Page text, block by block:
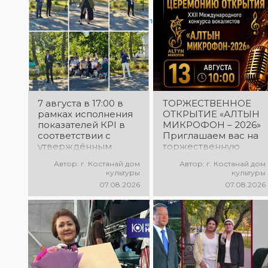
View this post on Instagram
исполнителей!
7 августа в 17:00 в
рамках исполнения
показателей КРІ в
соответствии с
утверждённым
выездной концерт
экологической
акции «Таза
Казахстан». в
Мендыкаринский
район (п. Красная
Пресня)
Автор: г. Костанай дом
культуры
07.08.2026
ТОРЖЕСТВЕННОЕ
ОТКРЫТИЕ «АЛТЫН
МИКРОФОН – 2026»
Приглашаем вас на
торжественную
открытия XXII
Международного
вокалистов «Алтын
микрофон – 2026»! В
этот день
талантливые
исполнители из
разных стран
встретятся на одной
Автор: г. Костанай дом
культуры
07.08.2026